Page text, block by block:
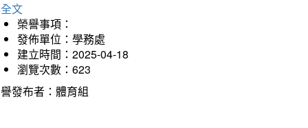
文
榮譽事項：
發佈單位：學務處
建立時間：2025-04-18
瀏覽次數：623
發布者：體育組